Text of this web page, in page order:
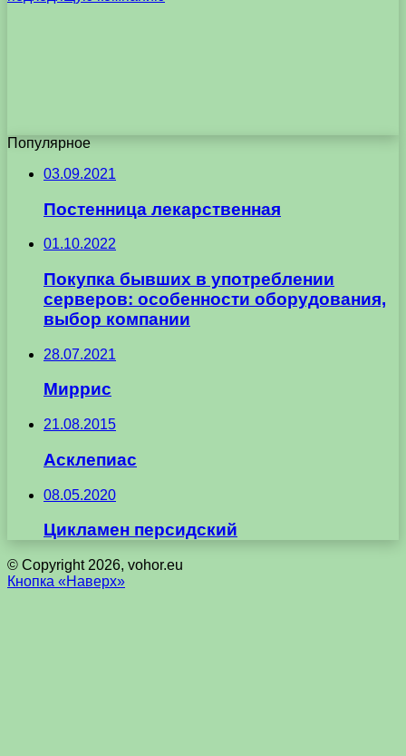
Популярное
03.09.2021
Постенница лекарственная
01.10.2022
Покупка бывших в употреблении
серверов: особенности оборудования,
выбор компании
28.07.2021
Миррис
21.08.2015
Асклепиас
08.05.2020
Цикламен персидский
© Copyright 2026, vohor.eu
Кнопка «Наверх»